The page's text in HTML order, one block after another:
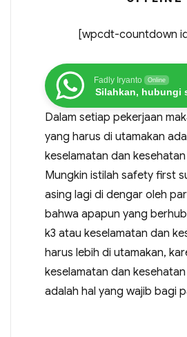
[wpcdt-countdown
Fadly Iryanto Online
Silahkan, hubungi
Dalam setiap pekerjaan
yang harus di utamakan
keselamatan dan
Mungkin istilah safety first
asing lagi di dengar oleh
bahwa apapun yang
k3 atau keselamatan dan
harus lebih di utamakan,
keselamatan dan
adalah hal yang wajib bagi